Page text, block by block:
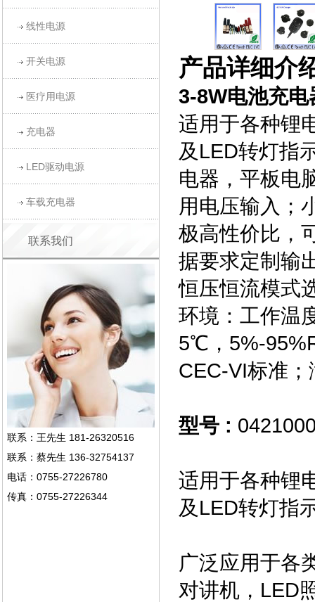
线性电源
开关电源
医疗用电源
充电器
LED驱动电源
车载充电器
联系我们
联系：王先生 181-26320516
联系：蔡先生 136-32754137
电话：0755-27226780
传真：0755-27226344
产品详细介
3-8W电池充电
适用于各种锂
及LED转灯指
电器，平板电
用电压输入；
极高性价比，
据要求定制输
恒压恒流模式
环境：工作温
5℃，5%-
CEC-VI标准
型号 :
适用于各种锂
及LED转灯指
广泛应用于各
对讲机，LED